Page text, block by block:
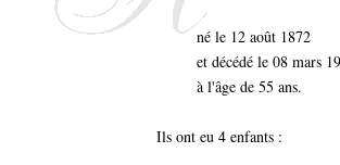
né le 12 août 1872
et décédé le 08 mars
à l'âge de 55 ans.
Ils ont eu 4 enfants :